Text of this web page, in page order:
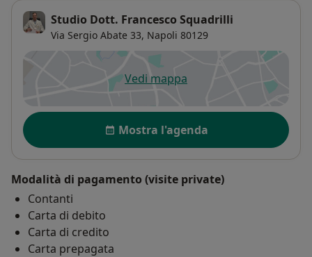
Studio Dott. Francesco Squadrilli
Via Sergio Abate 33, Napoli 80129
Vedi mappasi apre in una nuova scheda
Disponibilità
Mostra l'agenda
Modalità di pagamento (visite private)
Contanti
Carta di debito
Carta di credito
Carta prepagata